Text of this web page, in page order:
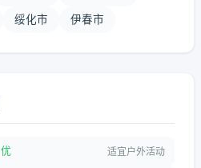
绥化市 伊春市
优 适宜户外活动